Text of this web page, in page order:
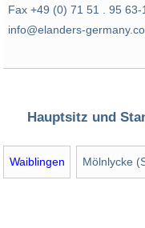
Fax +49 (0) 71 51 . 95 63-
info@elanders-
Hauptsitz und
Waiblingen Mölnlycke